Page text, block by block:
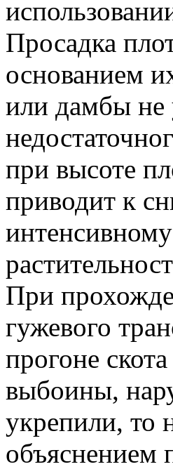
Просадка
основанием
или дамбы не
при высоте
приводит к
При
гужевого
прогоне
выбоины,
укрепили, то
объяснением